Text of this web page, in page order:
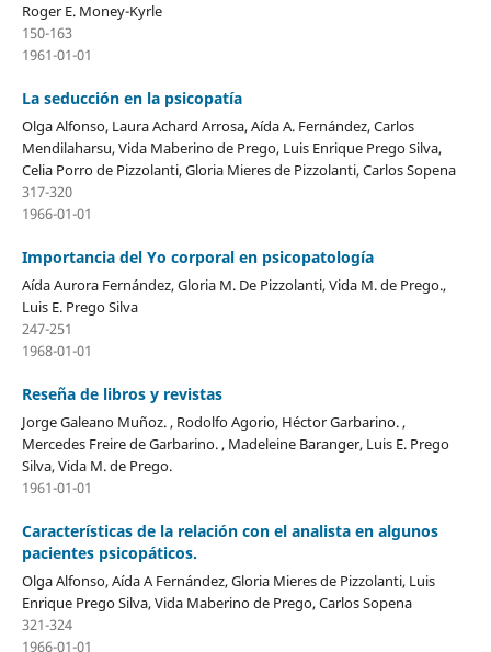
Roger E. Money-Kyrle
150-163
1961-01-01
La seducción en la psicopatía
Olga Alfonso, Laura Achard Arrosa, Aída A. Fernández, Carlos
Mendilaharsu, Vida Maberino de Prego, Luis Enrique Prego Silva,
Celia Porro de Pizzolanti, Gloria Mieres de Pizzolanti, Carlos Sopena
317-320
1966-01-01
Importancia del Yo corporal en psicopatología
Aída Aurora Fernández, Gloria M. De Pizzolanti, Vida M. de Prego.,
Luis E. Prego Silva
247-251
1968-01-01
Reseña de libros y revistas
Jorge Galeano Muñoz. , Rodolfo Agorio, Héctor Garbarino. ,
Mercedes Freire de Garbarino. , Madeleine Baranger, Luis E. Prego
Silva, Vida M. de Prego.
1961-01-01
Características de la relación con el analista en algunos
pacientes psicopáticos.
Olga Alfonso, Aída A Fernández, Gloria Mieres de Pizzolanti, Luis
Enrique Prego Silva, Vida Maberino de Prego, Carlos Sopena
321-324
1966-01-01